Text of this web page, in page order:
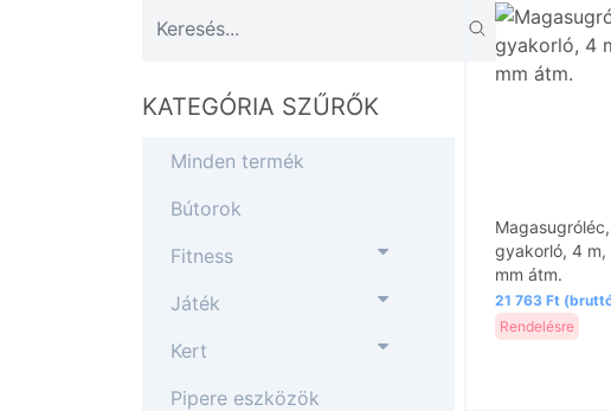
KATEGÓRIA SZŰRŐK
Minden termék
Bútorok
Fitness
Játék
Kert
Pipere eszközök
Magasugróléc,
gyakorló, 4 m,
mm átm.
21 763 Ft
Rendelésre